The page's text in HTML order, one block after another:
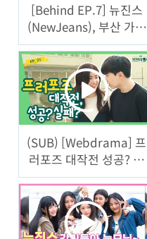
[Behind EP.7] 뉴진스
(NewJeans), 부산 가장
힙한 골목 전포공구길
입성기 풀버전Full ver.
ㅣ#뉴진스코드in부산
(SUB) [Webdrama] 프
러포즈 대작전 성공? 실
패? [브브여행사] 5화